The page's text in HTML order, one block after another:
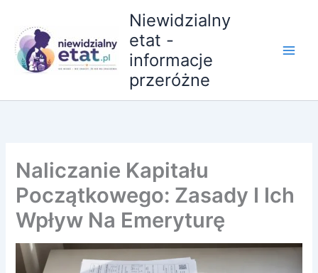
treści
Niewidzialny
etat -
informacje
przeróżne
Naliczanie Kapitału
Początkowego: Zasady I Ich
Wpływ Na Emeryturę